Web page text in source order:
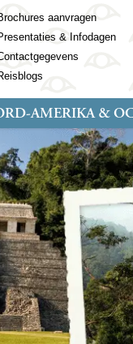
aanvragen
& Infodagen
Georgië
Griekenland
IJsland
Ierland
Italië
Kaapverdië
Kosovo
Kroatië
Lapland
Letland
Litouwen
Bangladesh
Bhutan
Cambodja
China
Filipijnen
India
Indochina
Indonesië
Japan
Jordanië
Kazachstan
AMERIKA &
(7)
(2)
Soort
Rondreis
Cultuur